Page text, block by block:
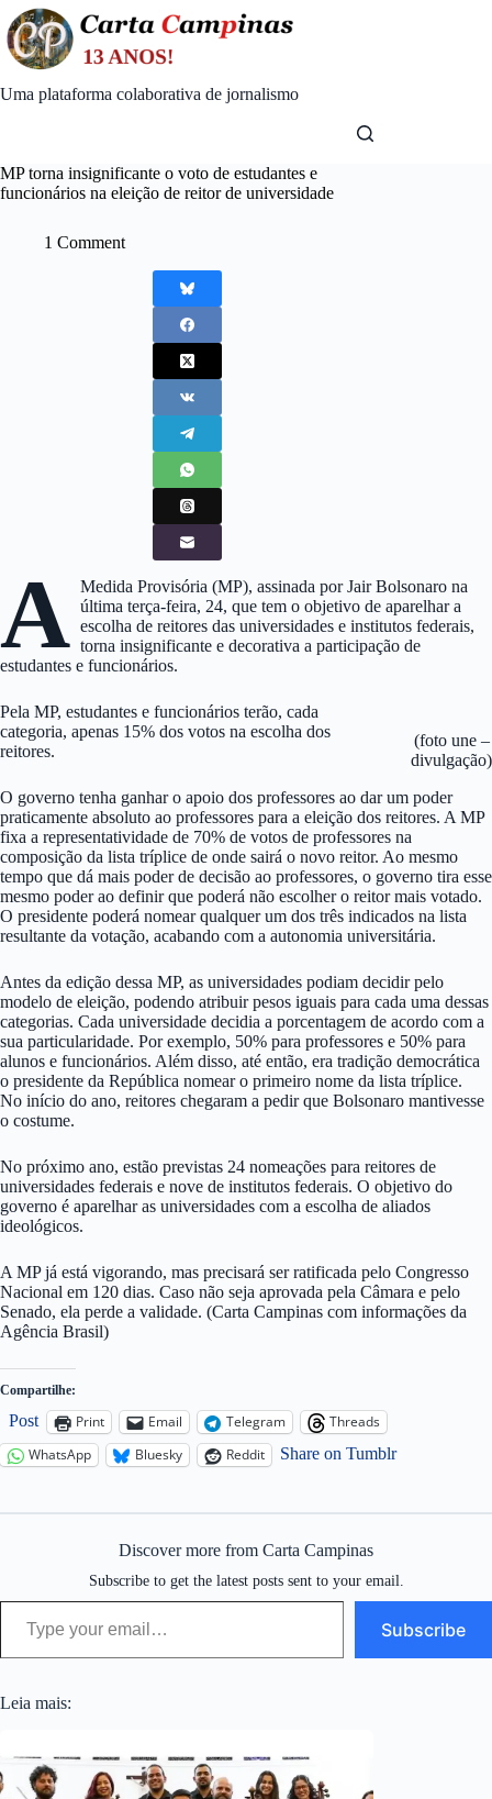
Skip
to
content
Uma plataforma colaborativa de jornalismo
MP torna insignificante o voto de estudantes e
funcionários na eleição de reitor de universidade
1 Comment
A Medida Provisória (MP), assinada por Jair Bolsonaro na
última terça-feira, 24, que tem o objetivo de aparelhar a
escolha de reitores das universidades e institutos federais,
torna insignificante e decorativa a participação de
estudantes e funcionários.
(foto une –
divulgação)
Pela MP, estudantes e funcionários terão, cada
categoria, apenas 15% dos votos na escolha dos
reitores.
O governo tenha ganhar o apoio dos professores ao dar um poder
praticamente absoluto ao professores para a eleição dos reitores. A MP
fixa a representatividade de 70% de votos de professores na
composição da lista tríplice de onde sairá o novo reitor. Ao mesmo
tempo que dá mais poder de decisão ao professores, o governo tira esse
mesmo poder ao definir que poderá não escolher o reitor mais votado.
O presidente poderá nomear qualquer um dos três indicados na lista
resultante da votação, acabando com a autonomia universitária.
Antes da edição dessa MP, as universidades podiam decidir pelo
modelo de eleição, podendo atribuir pesos iguais para cada uma dessas
categorias. Cada universidade decidia a porcentagem de acordo com a
sua particularidade. Por exemplo, 50% para professores e 50% para
alunos e funcionários. Além disso, até então, era tradição democrática
o presidente da República nomear o primeiro nome da lista tríplice.
No início do ano, reitores chegaram a pedir que Bolsonaro mantivesse
o costume.
No próximo ano, estão previstas 24 nomeações para reitores de
universidades federais e nove de institutos federais. O objetivo do
governo é aparelhar as universidades com a escolha de aliados
ideológicos.
A MP já está vigorando, mas precisará ser ratificada pelo Congresso
Nacional em 120 dias. Caso não seja aprovada pela Câmara e pelo
Senado, ela perde a validade. (Carta Campinas com informações da
Agência Brasil)
Compartilhe:
Post Print Email Telegram
Threads
WhatsApp
Bluesky Reddit Share on Tumblr
Discover more from Carta Campinas
Subscribe to get the latest posts sent to your email.
Type your email…
Subscribe
Leia mais: